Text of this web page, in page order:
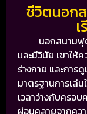
ชีวิตนอก
นอกสนามฟุ
และมีวินัย เขาใ
ร่างกาย และกา
มาตรฐานการเล่น
เวลาว่างกับครอ